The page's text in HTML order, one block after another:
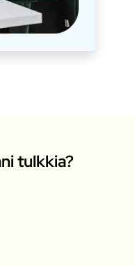
tulkkia?